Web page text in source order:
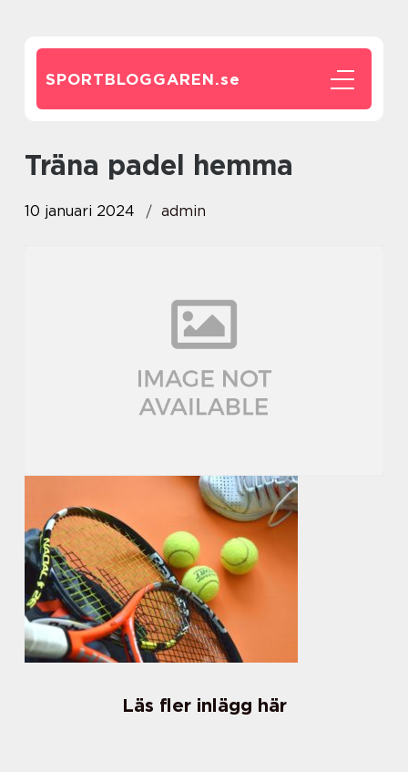
SPORTBLOGGAREN.se
träna padel hemma
10 januari 2024 admin
Läs fler inlägg här